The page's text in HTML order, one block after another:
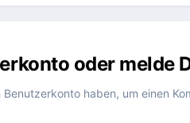
oder melde
Benutzerkonto haben, um einen